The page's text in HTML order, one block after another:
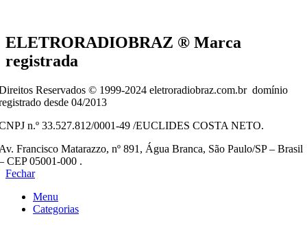
ELETRORADIOBRAZ ® Marca
registrada
Reservados © 1999-2024 eletroradiobraz.com.br domínio
desde 04/2013
n.º 33.527.812/0001-49 /EUCLIDES COSTA NETO.
Francisco Matarazzo, nº 891, Água Branca, São Paulo/SP – Brasil
CEP 05001-000 .
Fechar
Menu
Categorias